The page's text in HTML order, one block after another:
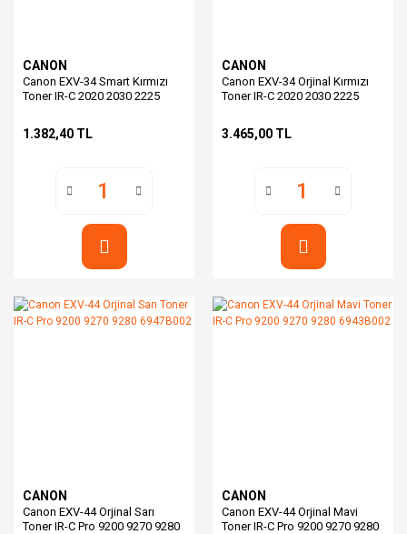
CANON
Canon EXV-34 Smart Kırmızı
Toner IR-C 2020 2030 2225
1.382,40 TL
CANON
Canon EXV-34 Orjinal Kırmızı
Toner IR-C 2020 2030 2225
3.465,00 TL
CANON
Canon EXV-44 Orjinal Sarı
Toner IR-C Pro 9200 9270 9280
CANON
Canon EXV-44 Orjinal Mavi
Toner IR-C Pro 9200 9270 9280